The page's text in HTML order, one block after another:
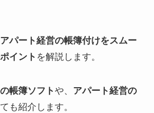
パート経営の帳簿付けをスムー
イント を解説します。
帳簿ソフトや、 アパート経営の
も紹介します。